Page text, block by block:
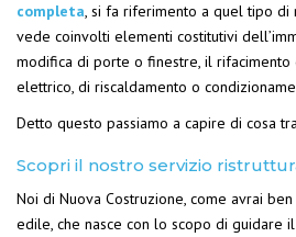
completa, si fa riferimento a quel tipo di
vede coinvolti elementi costitutivi
modifica di porte o finestre, il rifacimento
elettrico, di riscaldamento o
Detto questo passiamo a capire di cosa
Scopri il nostro servizio
Noi di Nuova Costruzione, come avrai ben
edile, che nasce con lo scopo di guidare